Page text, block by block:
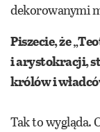
dekorowanymi
Piszecie, że
i arystokracji,
królów i
Tak to wygląda.